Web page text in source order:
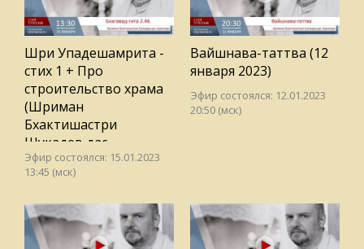
Шри Упадешамрита -
стих 1 + Про
строительство храма
(Шриман
Бхактишастри
Шукадев дас
Адхикари)
Эфир состоялся: 15.01.2023
13:45 (мск)
Вайшнава-таттва (12
января 2023)
Эфир состоялся: 12.01.2023
20:50 (мск)